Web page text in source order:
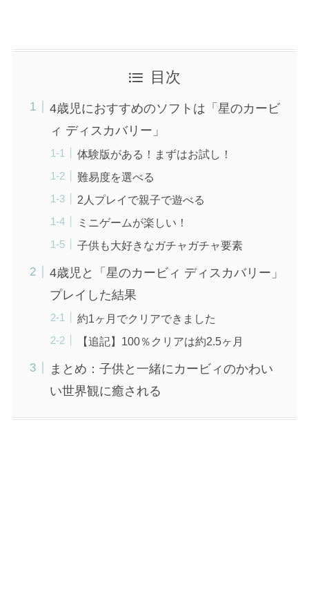
目次
4歳児におすすめのソフトは「星のカービ
ィ ディスカバリー」
体験版がある！まずはお試し！
難易度を選べる
2人プレイで親子で遊べる
ミニゲームが楽しい！
子供も大好きなガチャガチャ要素
4歳児と「星のカービィ ディスカバリー」
プレイした結果
約1ヶ月でクリアできました
【追記】100％クリアは約2.5ヶ月
まとめ：子供と一緒にカービィのかわい
い世界観に癒される